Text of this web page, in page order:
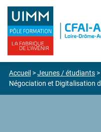
Accueil >Jeunes / étudiants >
Négociation et Digitalisation